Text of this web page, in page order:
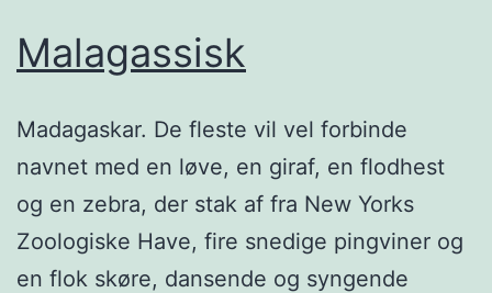
Malagassisk
Madagaskar. De fleste vil vel forbinde
navnet med en løve, en giraf, en flodhest
og en zebra, der stak af fra New Yorks
Zoologiske Have, fire snedige pingviner og
en flok skøre, dansende og syngende